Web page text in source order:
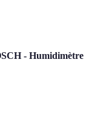
- Humidimètre